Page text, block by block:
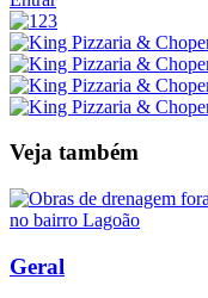
Veja também
Geral